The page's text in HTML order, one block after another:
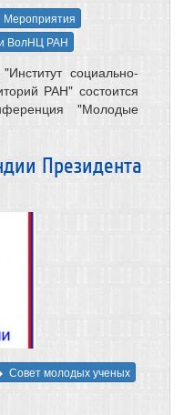
Мероприятия
ВолНЦ РАН
социально-
РАН" состоится
"Молодые
Президента
Совет молодых ученых